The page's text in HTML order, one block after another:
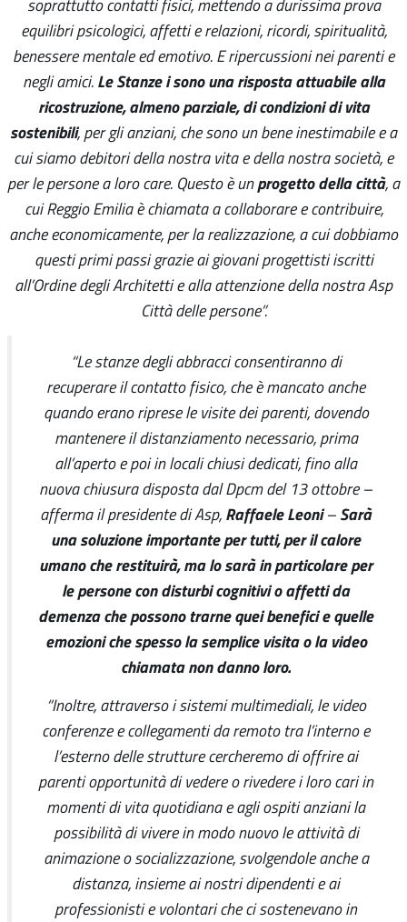
soprattutto contatti fisici, mettendo a durissima prova
equilibri psicologici, affetti e relazioni, ricordi, spiritualità,
benessere mentale ed emotivo. E ripercussioni nei parenti e
negli amici. Le Stanze i sono una risposta attuabile alla
ricostruzione, almeno parziale, di condizioni di vita
sostenibili, per gli anziani, che sono un bene inestimabile e a
cui siamo debitori della nostra vita e della nostra società, e
per le persone a loro care. Questo è unprogetto della città, a
cui Reggio Emilia è chiamata a collaborare e contribuire,
anche economicamente, per la realizzazione, a cui dobbiamo
questi primi passi grazie ai giovani progettisti iscritti
all’Ordine degli Architetti e alla attenzione della nostra Asp
Città delle persone”.
“Le stanze degli abbracci consentiranno di
recuperare il contatto fisico, che è mancato anche
quando erano riprese le visite dei parenti, dovendo
mantenere il distanziamento necessario, prima
all’aperto e poi in locali chiusi dedicati, fino alla
nuova chiusura disposta dal Dpcm del 13 ottobre –
afferma il presidente di Asp, Raffaele Leoni– Sarà
una soluzione importante per tutti, per il calore
umano che restituirà, ma lo sarà in particolare per
le persone con disturbi cognitivi o affetti da
demenza che possono trarne quei benefici e quelle
emozioni che spesso la semplice visita o la video
chiamata non danno loro.
“Inoltre, attraverso i sistemi multimediali, le video
conferenze e collegamenti da remoto tra l’interno e
l’esterno delle strutture cercheremo di offrire ai
parenti opportunità di vedere o rivedere i loro cari in
momenti di vita quotidiana e agli ospiti anziani la
possibilità di vivere in modo nuovo le attività di
animazione o socializzazione, svolgendole anche a
distanza, insieme ai nostri dipendenti e ai
professionisti e volontari che ci sostenevano in